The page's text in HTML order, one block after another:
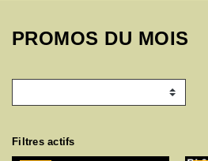
PROMOS DU MOIS
Filtres actifs